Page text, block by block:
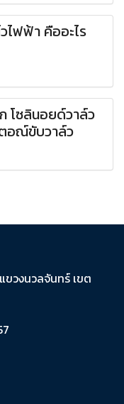
ไฟฟ้า คืออะไร
โซลินอยด์วาล์ว
ตอณ์ขับวาล์ว
ขวง​นวลจันทร์​ เขต​